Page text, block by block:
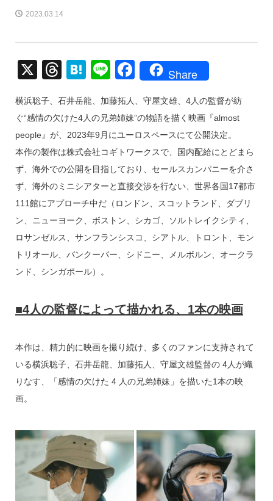
2023.03.14
X
T
e
a
d
s
H
e
n
a
Li
e
F
c
e
b
o
o
k
Share
横浜聡子、石井岳龍、加藤拓人、守屋文雄、4人の監督が紡
ぐ“感情の欠けた4人の兄弟姉妹”の物語を描く映画『almost
people』が、2023年9月にユーロスペースにて公開決定。
本作の製作は株式会社コギトワークスで、国内配給にとどまら
ず、海外での公開を目指しており、セールスカンパニーを介さ
ず、海外のミニシアターと直接交渉を行ない、世界各国17都市
111館にアプローチ中だ（ロンドン、スコットランド、ダブリ
ン、ニューヨーク、ボストン、シカゴ、ソルトレイクシティ、
ロサンゼルス、サンフランシスコ、シアトル、トロント、モン
トリオール、バンクーバー、シドニー、メルボルン、オークラ
ンド、シンガポール）。
■4人の監督によって描かれる、1本の映画
本作は、精力的に映画を撮り続け、多くのファンに支持されて
いる横浜聡子、石井岳龍、加藤拓人、守屋文雄監督の 4人が織
りなす、「感情の欠けた 4 人の兄弟姉妹」を描いた1本の映
画。